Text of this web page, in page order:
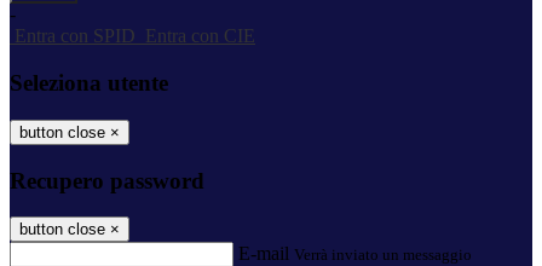
-
Entra con SPID
Entra con CIE
Seleziona utente
button close ×
Recupero password
button close ×
E-mail Verrà inviato un messaggio